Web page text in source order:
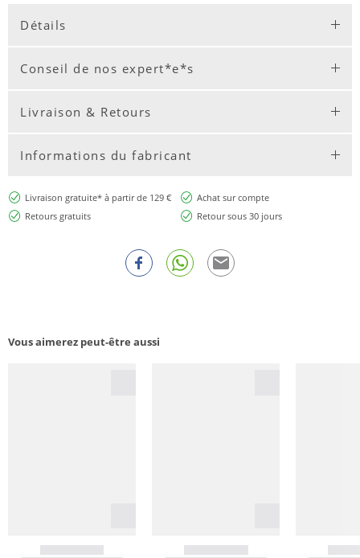
Détails
Conseil de nos expert*e*s
Livraison & Retours
Informations du fabricant
Livraison gratuite* à partir de 129 €
Achat sur compte
Retours gratuits
Retour sous 30 jours
Vous aimerez peut-être aussi